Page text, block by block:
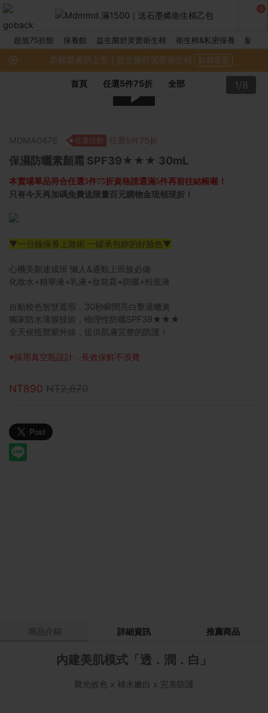
0
超值75折館 保養館 益生菌舒芙蕾衛生棉 衛生棉&私密保養 髮品館
柔軟親膚新上市｜益生菌舒芙蕾衛生棉 點我逛逛
首頁 任選5件75折 全部 1/8
MDMA0476 任選活動 任選5件75折
保濕防曬素顏霜 SPF39★★★ 30mL
本賣場單品符合任選5件75折資格請選滿5件再前往結帳喔！
只有今天再加碼免費送限量百元購物金現領現折！
▼一分鐘保養上妝術 一罐承包妳的好臉色▼
心機美顏速成班 懶人&通勤上班族必備
化妝水+精華液+乳液+妝前霜+防曬+粉底液
自動校色智慧遮瑕，30秒瞬間亮白擊退蠟黃
獨家防水薄膜技術，物理性防曬SPF39★★★
全天候抵禦紫外線，提供肌膚完整的防護！
※採用真空瓶設計，長效保鮮不浪費
NT890 NT2,670
詳細資訊 推薦商品
內建美肌模式「透．潤．白」
聚光效色 x 補水嫩白 x 完美防護